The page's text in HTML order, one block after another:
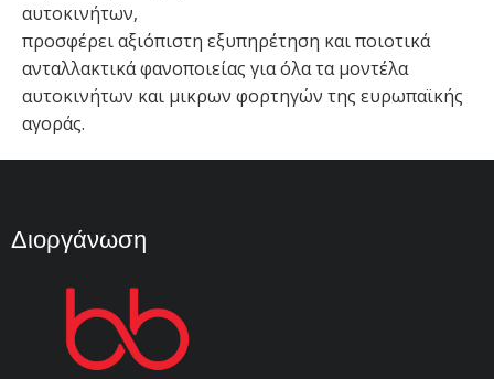
αυτοκινήτων,
προσφέρει αξιόπιστη εξυπηρέτηση και ποιοτικά
ανταλλακτικά φανοποιείας για όλα τα μοντέλα
αυτοκινήτων και μικρων φορτηγών της ευρωπαϊκής
αγοράς.
Διοργάνωση